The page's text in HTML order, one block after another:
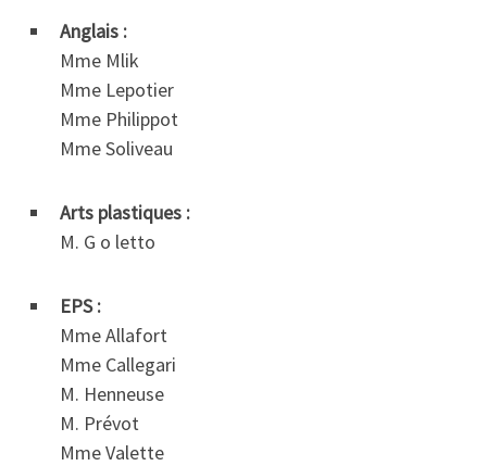
Anglais :
Mme Mlik
Mme Lepotier
Mme Philippot
Mme Soliveau
Arts plastiques :
M. G o letto
EPS :
Mme Allafort
Mme Callegari
M. Henneuse
M. Prévot
Mme Valette